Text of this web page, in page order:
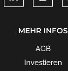
MEHR INFOS
AGB
Investieren